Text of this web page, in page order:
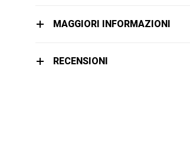
MAGGIORI INFORMAZIONI
RECENSIONI